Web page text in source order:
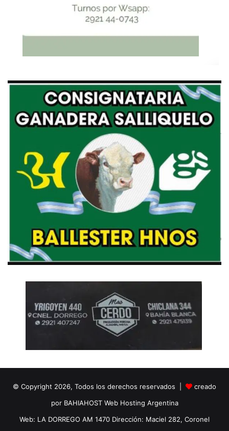
© Copyright 2026, Todos los derechos reservados |
creado
por BAHIAHOST Web Hosting Argentina
Web: LA DORREGO AM 1470 Dirección: Maciel 282, Coronel